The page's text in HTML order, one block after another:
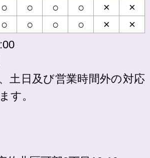
○ ○ ○ ○ × ×
○ ○ ○ ○ ×
×
土日及び営業時間外の対応
す。